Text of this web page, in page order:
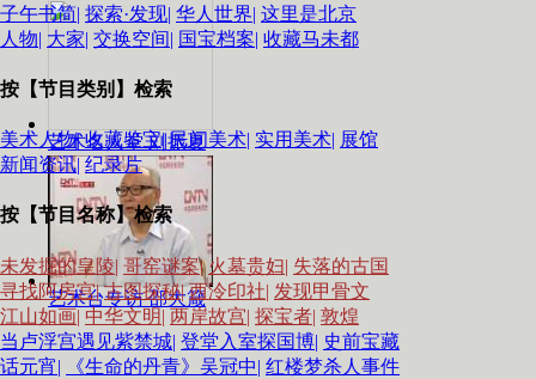
艺术名人堂 刘振夏
艺术台专访 邵大箴
子午书简| 探索·发现| 华人世界| 这里是北京
人物| 大家| 交换空间| 国宝档案| 收藏马未都
按【节目类别】检索
美术人物| 收藏鉴宝| 民间美术| 实用美术| 展馆
新闻资讯| 纪录片
按【节目名称】检索
未发掘的皇陵| 哥窑谜案| 火墓贵妇| 失落的古国
寻找阿房宫| 古图探秘| 西泠印社| 发现甲骨文
江山如画| 中华文明| 两岸故宫| 探宝者| 敦煌
当卢浮宫遇见紫禁城| 登堂入室探国博| 史前宝藏
话元宵|
《生命的丹青》吴冠中| 红楼梦杀人事件